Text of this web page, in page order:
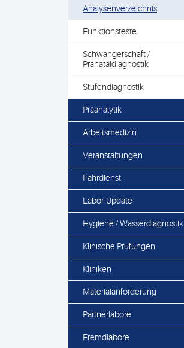
Analysenverzeichnis
Funktionsteste
Schwangerschaft /
Pränataldiagnostik
Stufendiagnostik
Präanalytik
Arbeitsmedizin
Veranstaltungen
Fahrdienst
Labor-Update
Hygiene / Wasserdiagnostik
Klinische Prüfungen
Kliniken
Materialanforderung
Partnerlabore
Fremdlabore